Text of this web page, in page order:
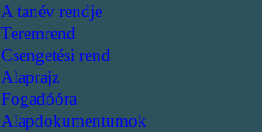
A tanév rendje
Teremrend
Csengetési rend
Alaprajz
Fogadóóra
Alapdokumentumok